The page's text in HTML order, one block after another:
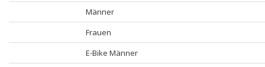
Männer
Frauen
E-Bike Männer